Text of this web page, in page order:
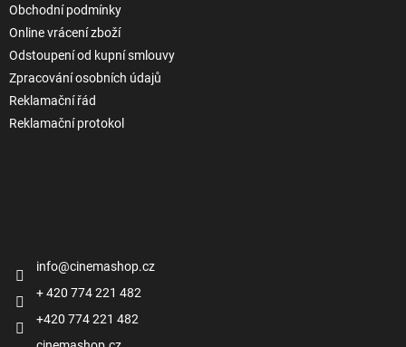
Obchodní podmínky
Online vrácení zboží
Odstoupení od kupní smlouvy
Zpracování osobních údajů
Reklamační řád
Reklamační protokol
info@cinemashop.cz
+ 420 774 221 482
+420 774 221 482